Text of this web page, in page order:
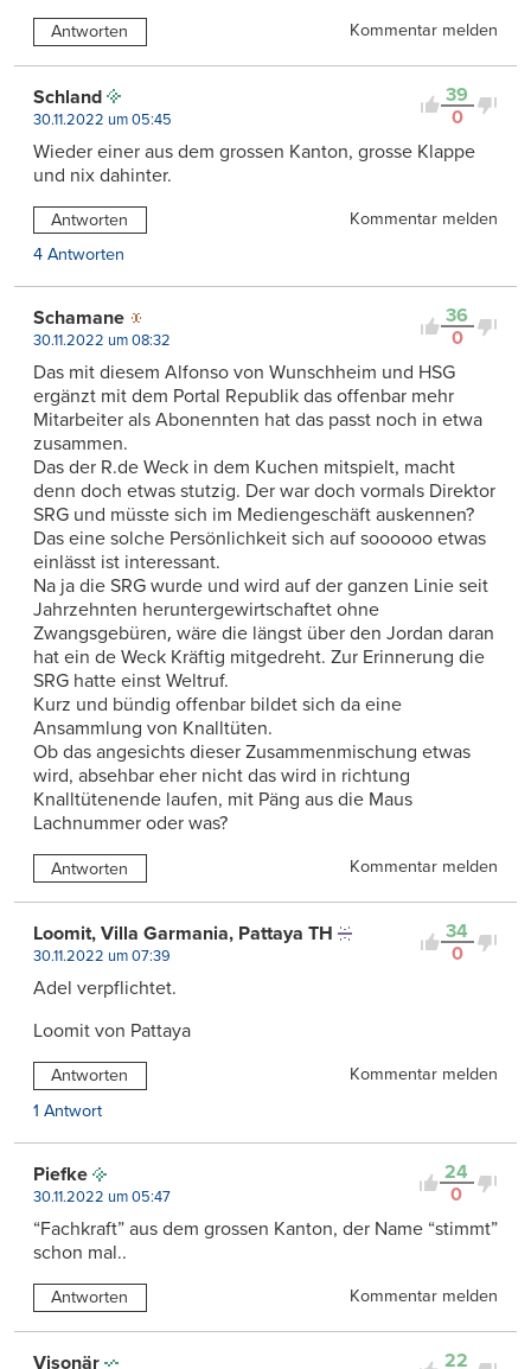
Antworten Kommentar melden
39
0
Schland
30.11.2022 um 05:45
Wieder einer aus dem grossen Kanton, grosse Klappe
und nix dahinter.
Antworten
Kommentar melden
4 Antworten
36
0
Schamane
30.11.2022 um 08:32
Das mit diesem Alfonso von Wunschheim und HSG
ergänzt mit dem Portal Republik das offenbar mehr
Mitarbeiter als Abonennten hat das passt noch in etwa
zusammen.
Das der R.de Weck in dem Kuchen mitspielt, macht
denn doch etwas stutzig. Der war doch vormals Direktor
SRG und müsste sich im Mediengeschäft auskennen?
Das eine solche Persönlichkeit sich auf soooooo etwas
einlässt ist interessant.
Na ja die SRG wurde und wird auf der ganzen Linie seit
Jahrzehnten heruntergewirtschaftet ohne
Zwangsgebüren‚ wäre die längst über den Jordan daran
hat ein de Weck Kräftig mitgedreht. Zur Erinnerung die
SRG hatte einst Weltruf.
Kurz und bündig offenbar bildet sich da eine
Ansammlung von Knalltüten.
Ob das angesichts dieser Zusammenmischung etwas
wird, absehbar eher nicht das wird in richtung
Knalltütenende laufen, mit Päng aus die Maus
Lachnummer oder was?
Antworten Kommentar melden
34
0
Loomit, Villa Garmania, Pattaya TH
30.11.2022 um 07:39
Adel verpflichtet.
Loomit von Pattaya
Antworten
Kommentar melden
1 Antwort
24
0
Piefke
30.11.2022 um 05:47
“Fachkraft” aus dem grossen Kanton, der Name “stimmt”
schon mal..
Antworten Kommentar melden
22
Visonär